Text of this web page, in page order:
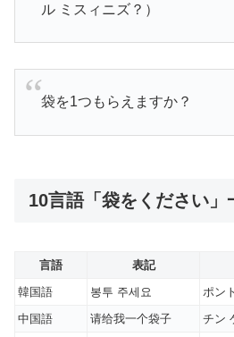
ル ミスィニズ？）
袋を1つもらえますか？
10言語「袋をください」
言語 表記
韓国語
봉투 주세요
ポン
中国語
请给我一个袋子
チン